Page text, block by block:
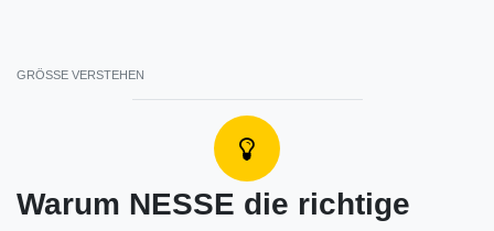
GRÖSSE VERSTEHEN
Warum NESSE die richtige